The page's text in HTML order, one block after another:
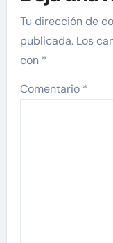
Tu dirección de
publicada. Los
con *
Comentario *